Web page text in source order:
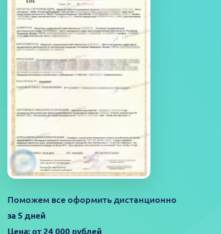
Поможем все оформить дистанционно
за 5 дней
Цена: от 24 000 рублей